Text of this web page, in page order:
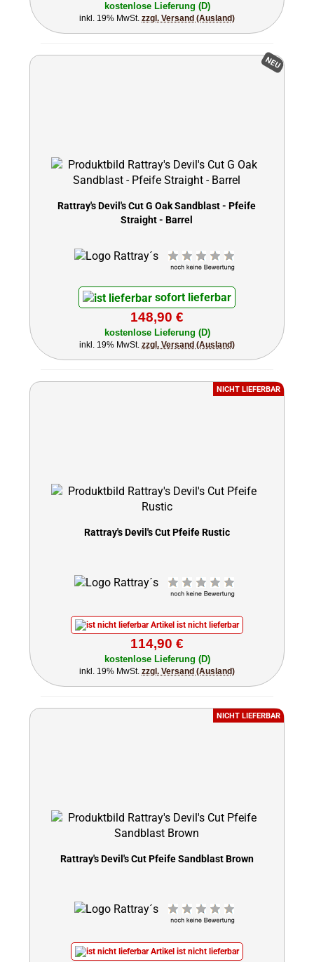
kostenlose Lieferung (D)
inkl. 19% MwSt. zzgl. Versand (Ausland)
NEU
Rattray's Devil's Cut G Oak Sandblast - Pfeife
Straight - Barrel
sofort lieferbar
148,90 €
kostenlose Lieferung (D)
inkl. 19% MwSt. zzgl. Versand (Ausland)
NICHT LIEFERBAR
Rattray's Devil's Cut Pfeife Rustic
Artikel ist nicht lieferbar
114,90 €
kostenlose Lieferung (D)
inkl. 19% MwSt. zzgl. Versand (Ausland)
NICHT LIEFERBAR
Rattray's Devil's Cut Pfeife Sandblast Brown
Artikel ist nicht lieferbar